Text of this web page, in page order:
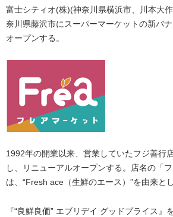
富士シティオ(株)(神奈川県横浜市、川本大
奈川県藤沢市にスーパーマーケットの新バ
オープンする。
1992年の開業以来、営業していたフジ善行
し、リニューアルオープンする。店名の「フ
は、“Fresh ace（生鮮のエース）”を由来と
『“良鮮良価” エブリデイ グッドプライス』